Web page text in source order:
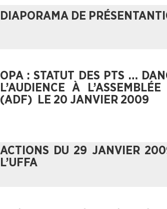
DIAPORAMA DE
OPA : STATUT DES PTS …
L’AUDIENCE À
(ADF) LE 20 JANVIER 2009
ACTIONS DU 29 JANVIER
L’UFFA